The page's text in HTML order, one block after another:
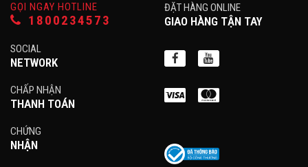
GỌI NGAY HOTLINE
1800234573
ĐẶT HÀNG ONLINE
GIAO HÀNG TẬN TAY
SOCIAL
NETWORK
CHẤP NHẬN
THANH TOÁN
CHỨNG
NHẬN